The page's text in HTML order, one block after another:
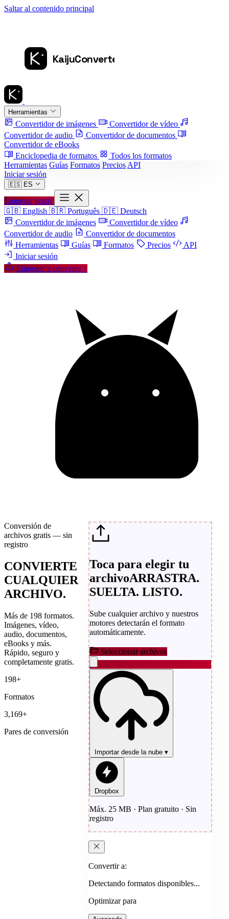
Saltar al contenido principal
Herramientas
Convertidor de imágenes
Convertidor de vídeo
Convertidor de audio
Convertidor de documentos
Convertidor de eBooks
Enciclopedia de formatos
Todos los formatos
Herramientas Guías Formatos Precios API
Iniciar sesión
🇪🇸 ES
Empezar gratis
🇬🇧 English 🇧🇷 Português 🇩🇪 Deutsch
Convertidor de imágenes
Convertidor de vídeo
Convertidor de audio
Convertidor de documentos
Herramientas
Guías Formatos Precios
API
Iniciar sesión
Empezar a convertir ↑
Conversión de
archivos gratis — sin
registro
CONVIERTE
CUALQUIER
ARCHIVO.
Más de 198 formatos.
Imágenes, vídeo,
audio, documentos,
eBooks y más.
Rápido, seguro y
completamente gratis.
198+
Formatos
3,169+
Pares de conversión
Toca para elegir tu
archivoARRASTRA.
SUELTA. LISTO.
Sube cualquier archivo y nuestros
motores detectarán el formato
automáticamente.
Seleccionar archivos
Importar desde la nube ▾
Dropbox
Máx. 25 MB · Plan gratuito · Sin
registro
Convertir a:
Detectando formatos disponibles...
Optimizar para